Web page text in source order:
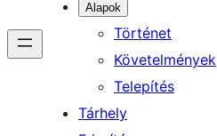
Alapok
Történet
Követelmények
Telepítés
Tárhely